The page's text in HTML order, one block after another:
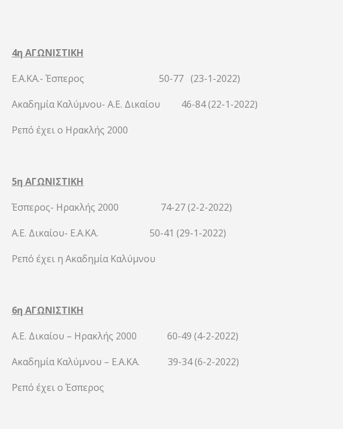
4η ΑΓΩΝΙΣΤΙΚΗ
Ε.Α.ΚΑ.- Έσπερος 50-77 (23-1-2022)
Ακαδημία Καλύμνου- Α.Ε. Δικαίου 46-84 (22-1-2022)
Ρεπό έχει ο Ηρακλής 2000
5η ΑΓΩΝΙΣΤΙΚΗ
Έσπερος- Ηρακλής 2000 74-27 (2-2-2022)
Α.Ε. Δικαίου- Ε.Α.ΚΑ. 50-41 (29-1-2022)
Ρεπό έχει η Ακαδημία Καλύμνου
6η ΑΓΩΝΙΣΤΙΚΗ
Α.Ε. Δικαίου – Ηρακλής 2000 60-49 (4-2-2022)
Ακαδημία Καλύμνου – Ε.Α.ΚΑ. 39-34 (6-2-2022)
Ρεπό έχει ο Έσπερος